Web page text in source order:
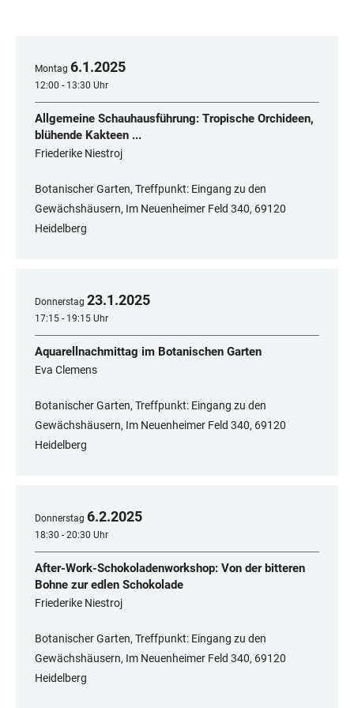
Montag 6.1.2025
12:00 - 13:30 Uhr
Allgemeine Schauhausführung: Tropische Orchideen,
blühende Kakteen ...
Friederike Niestroj
Botanischer Garten, Treffpunkt: Eingang zu den
Gewächshäusern, Im Neuenheimer Feld 340, 69120
Heidelberg
Donnerstag 23.1.2025
17:15 - 19:15 Uhr
Aquarellnachmittag im Botanischen Garten
Eva Clemens
Botanischer Garten, Treffpunkt: Eingang zu den
Gewächshäusern, Im Neuenheimer Feld 340, ​​​​​​​69120
Heidelberg
Donnerstag 6.2.2025
18:30 - 20:30 Uhr
After-Work-Schokoladenworkshop: Von der bitteren
Bohne zur edlen Schokolade
Friederike Niestroj
Botanischer Garten, Treffpunkt: Eingang zu den
Gewächshäusern, Im Neuenheimer Feld 340, ​​​​​​​69120
Heidelberg